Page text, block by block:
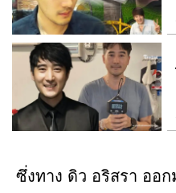
ซึ่งทาง ดิว อริสรา ออ